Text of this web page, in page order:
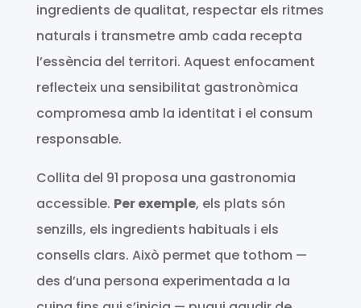
ingredients de qualitat, respectar els ritmes
naturals i transmetre amb cada recepta
l’essència del territori. Aquest enfocament
reflecteix una sensibilitat gastronòmica
compromesa amb la identitat i el consum
responsable.
Collita del 91 proposa una gastronomia
accessible. Per exemple, els plats són
senzills, els ingredients habituals i els
consells clars. Això permet que tothom —
des d’una persona experimentada a la